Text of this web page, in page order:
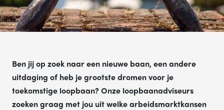
Ben jij op zoek naar een nieuwe baan, een andere
uitdaging of heb je grootste dromen voor je
toekomstige loopbaan? Onze loopbaanadviseurs
zoeken graag met jou uit welke arbeidsmarktkansen
VERSTUREN
Wij verkopen nooit gegevens aan derden. Hoe wij
persoonsgegevens, lees je in ons